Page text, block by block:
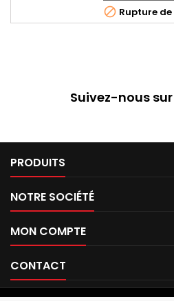
 Rupture
Suivez-nous
PRODUITS
NOTRE SOCIÉTÉ
MON COMPTE
CONTACT